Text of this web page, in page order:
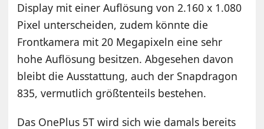
Display mit einer Auflösung von 2.160 x 1.080
Pixel unterscheiden, zudem könnte die
Frontkamera mit 20 Megapixeln eine sehr
hohe Auflösung besitzen. Abgesehen davon
bleibt die Ausstattung, auch der Snapdragon
835, vermutlich größtenteils bestehen.
Das OnePlus 5T wird sich wie damals bereits